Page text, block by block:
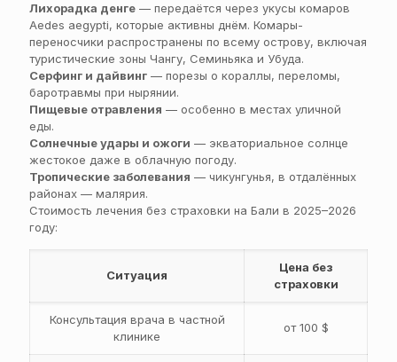
Лихорадка денге — передаётся через укусы комаров
Aedes aegypti, которые активны днём. Комары-
переносчики распространены по всему острову, включая
туристические зоны Чангу, Семиньяка и Убуда.
Серфинг и дайвинг — порезы о кораллы, переломы,
баротравмы при нырянии.
Пищевые отравления — особенно в местах уличной
еды.
Солнечные удары и ожоги — экваториальное солнце
жестокое даже в облачную погоду.
Тропические заболевания — чикунгунья, в отдалённых
районах — малярия.
Стоимость лечения без страховки на Бали в 2025–2026
году:
Ситуация
Цена без
страховки
Консультация врача в частной
клинике
от 100 $